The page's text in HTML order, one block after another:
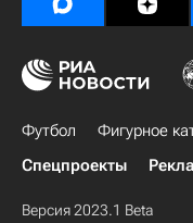
Футбол Фигурное
Спецпроекты
Версия 2023.1 Beta